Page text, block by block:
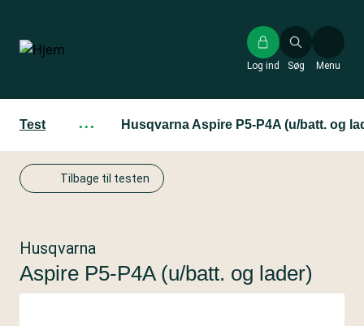
hovedindhold
Søg
Log ind Menu
Test ··· Husqvarna Aspire P5-P4A (u/batt. og
Tilbage til testen
Husqvarna
Aspire P5-P4A (u/batt. og lader)